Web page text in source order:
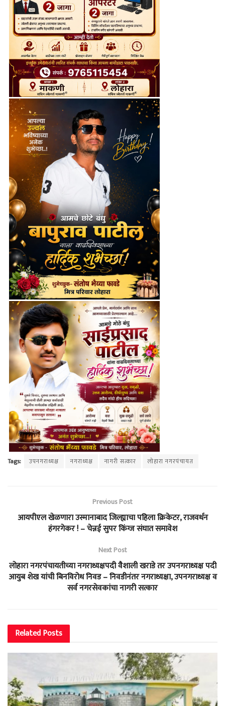
Tags: उपनगराध्यक्ष नगराध्यक्ष नागरी सत्कार लोहारा नगरपंचायत
Previous Post
आयपीएल खेळणारा उस्मानाबाद जिल्ह्याचा पहिला क्रिकेटर, राजवर्धन
हंगरगेकर ! – चेन्नई सुपर किंग्ज संघात समावेश
Next Post
लोहारा नगरपंचायतीच्या नगराध्यक्षपदी वैशाली खराडे तर उपनगराध्यक्ष पदी
आयुब शेख यांची बिनविरोध निवड – निवडीनंतर नगराध्यक्षा, उपनगराध्यक्ष व
सर्व नगरसेवकांचा नागरी सत्कार
RelatedPosts